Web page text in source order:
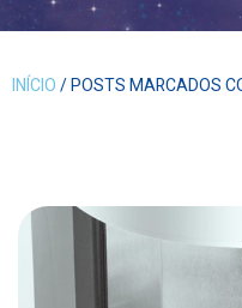
INÍCIO/ POSTS MARCADOS